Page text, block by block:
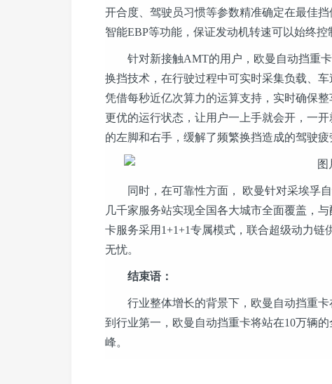
开合度、驾驶员习惯等参数精准确定在最佳
智能EBP等功能，保证发动机转速可以始终
针对新接触AMT的用户，欧曼自动挡重卡
换挡技术，在行驶过程中可实时采集负载、
凭借每秒近亿次算力的运算支持，实时确保
更优的运行状态，让用户一上手就会开，一
的左脚和右手，缓解了频繁换挡造成的驾驶疲
同时，在可靠性方面， 欧曼针对采埃孚自
几千家服务站实现全国各大城市全面覆盖，
卡服务采用1+1+1专属模式，联合超级动力
无忧。
结束语 ：
行业整体增长的背景下，欧曼自动挡重卡
到行业第一，欧曼自动挡重卡将站在10万辆
峰。